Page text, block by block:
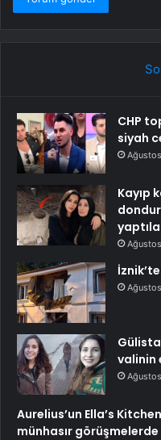
CHP
siyah
Kayıp
İznik’te
valinin
Aurelius’un Ella’s
münhasır